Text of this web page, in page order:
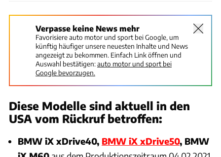
Verpasse keine News mehr
Favorisiere auto motor und sport bei Google, um
künftig häufiger unsere neuesten Inhalte und News
angezeigt zu bekommen. Einfach Link öffnen und
Auswahl bestätigen:auto motor und sport bei
Google bevorzugen.
Diese Modelle sind aktuell in den
USA vom Rückruf betroffen:
BMW iX xDrive40, BMW iX xDrive50, BMW